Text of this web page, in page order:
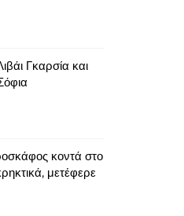
Γκαρσία και
κοντά στο
μετέφερε